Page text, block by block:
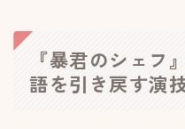
『暴君のシェフ
語を引き戻す演